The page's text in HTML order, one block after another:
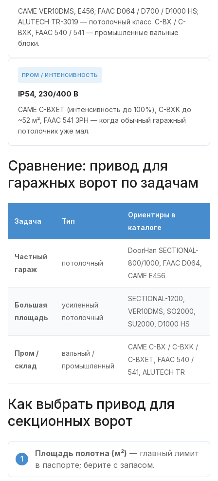
CAME VER10DMS, E456; FAAC D064 / D700 / D1000 HS;
ALUTECH TR-3019 — потолочный класс. C-BX / C-
BXK, FAAC 540 / 541 — промышленные вальные
блоки.
ПРОМ / ИНТЕНСИВНОСТЬ
IP54, 230/400 В
CAME C-BXET (интенсивность до 100%), C-BXK до
~52 м², FAAC 541 3PH — когда обычный гаражный
потолочник уже мал.
Сравнение: привод для
гаражных ворот по задачам
Задача Тип
Ориентиры в
каталоге
Частный
гараж
потолочный
DoorHan SECTIONAL-
800/1000, FAAC D064,
CAME E456
Большая
площадь
усиленный
потолочный
SECTIONAL-1200,
VER10DMS, SO2000,
SU2000, D1000 HS
Пром /
склад
вальный /
промышленный
CAME C-BX / C-BXK /
C-BXET, FAAC 540 /
541, ALUTECH TR
Как выбрать привод для
секционных ворот
Площадь полотна (м²) — главный лимит
в паспорте; берите с запасом.